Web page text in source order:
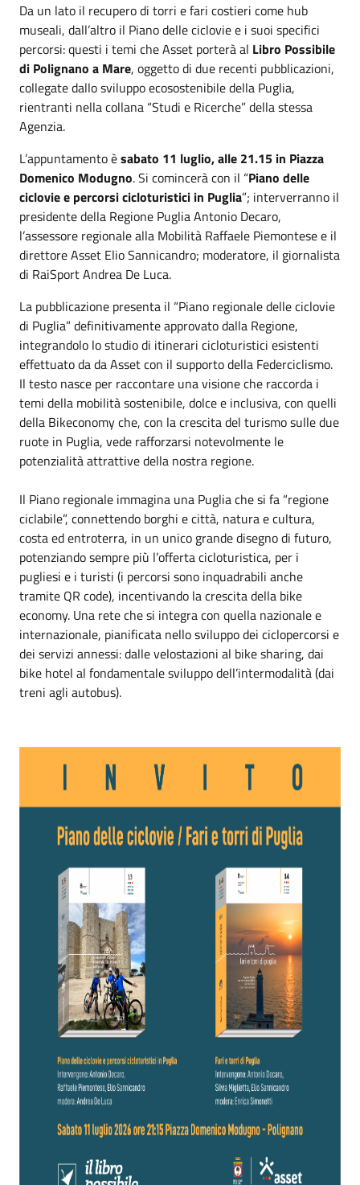
Da un lato il recupero di torri e fari costieri come hub
museali, dall’altro il Piano delle ciclovie e i suoi specifici
percorsi: questi i temi che Asset porterà al Libro Possibile
di Polignano a Mare, oggetto di due recenti pubblicazioni,
collegate dallo sviluppo ecosostenibile della Puglia,
rientranti nella collana “Studi e Ricerche” della stessa
Agenzia.
L’appuntamento èsabato 11 luglio,alle 21.15 in Piazza
Domenico Modugno. Si comincerà con il “Piano delle
ciclovie e percorsi cicloturistici in Puglia”; interverranno il
presidente della Regione Puglia Antonio Decaro,
l’assessore regionale alla Mobilità Raffaele Piemontese e il
direttore Asset Elio Sannicandro; moderatore, il giornalista
di RaiSport Andrea De Luca.
La pubblicazione presenta il “Piano regionale delle ciclovie
di Puglia” definitivamente approvato dalla Regione,
integrandolo lo studio di itinerari cicloturistici esistenti
effettuato da da Asset con il supporto della Federciclismo.
Il testo nasce per raccontare una visione che raccorda i
temi della mobilità sostenibile, dolce e inclusiva, con quelli
della Bikeconomy che, con la crescita del turismo sulle due
ruote in Puglia, vede rafforzarsi notevolmente le
potenzialità attrattive della nostra regione.
Il Piano regionale immagina una Puglia che si fa “regione
ciclabile”, connettendo borghi e città, natura e cultura,
costa ed entroterra, in un unico grande disegno di futuro,
potenziando sempre più l’offerta cicloturistica, per i
pugliesi e i turisti (i percorsi sono inquadrabili anche
tramite QR code), incentivando la crescita della bike
economy. Una rete che si integra con quella nazionale e
internazionale, pianificata nello sviluppo dei ciclopercorsi e
dei servizi annessi: dalle velostazioni al bike sharing, dai
bike hotel al fondamentale sviluppo dell’intermodalità (dai
treni agli autobus).